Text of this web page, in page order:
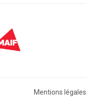
Mentions légales